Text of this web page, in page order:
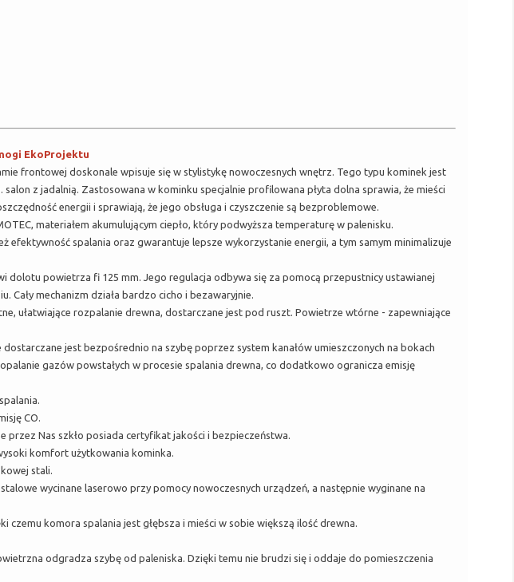
EkoProjektu
frontowej doskonale wpisuje się w stylistykę nowoczesnych wnętrz. Tego typu kominek jest
z jadalnią. Zastosowana w kominku specjalnie profilowana płyta dolna sprawia, że mieści
energii i sprawiają, że jego obsługa i czyszczenie są bezproblemowe.
materiałem akumulującym ciepło, który podwyższa temperaturę w palenisku.
spalania oraz gwarantuje lepsze wykorzystanie energii, a tym samym minimalizuje
powietrza fi 125 mm. Jego regulacja odbywa się za pomocą przepustnicy ustawianej
Cały mechanizm działa bardzo cicho i bezawaryjnie.
ułatwiające rozpalanie drewna, dostarczane jest pod ruszt. Powietrze wtórne - zapewniające
jest bezpośrednio na szybę poprzez system kanałów umieszczonych na bokach
gazów powstałych w procesie spalania drewna, co dodatkowo ogranicza emisję
CO.
Nas szkło posiada certyfikat jakości i bezpieczeństwa.
komfort użytkowania kominka.
stali.
wycinane laserowo przy pomocy nowoczesnych urządzeń, a następnie wyginane na
komora spalania jest głębsza i mieści w sobie większą ilość drewna.
odgradza szybę od paleniska. Dzięki temu nie brudzi się i oddaje do pomieszczenia